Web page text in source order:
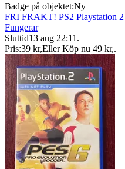
Badge på objektet:Ny
FRI FRAKT! PS2 Playstation
Fungerar
Sluttid13 aug 22:11 .
Pris:39 kr,Eller Köp nu 49 kr,.